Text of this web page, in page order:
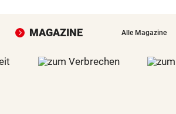
MAGAZINE Alle Magazine